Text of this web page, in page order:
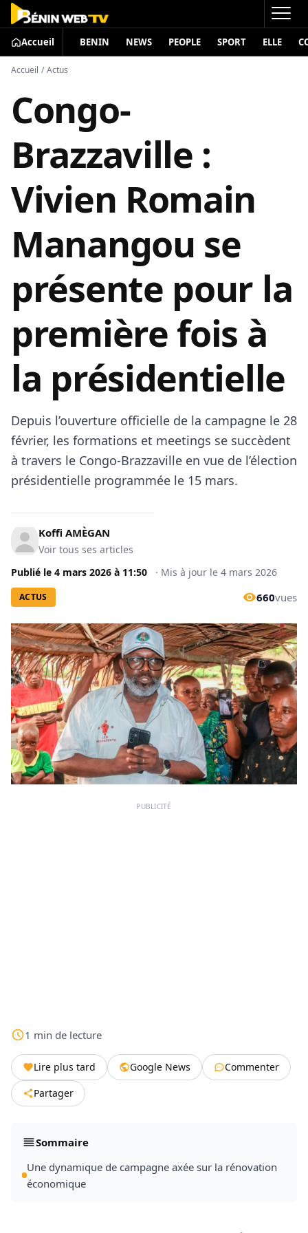
Accueil BENIN NEWS PEOPLE SPORT ELLE
Accueil / Actus
Congo-
Brazzaville :
Vivien Romain
Manangou se
présente pour la
première fois à
la présidentielle
Depuis l’ouverture officielle de la campagne le 28
février, les formations et meetings se succèdent
à travers le Congo-Brazzaville en vue de l’élection
présidentielle programmée le 15 mars.
Koffi AMÈGAN
Voir tous ses articles
Publié le 4 mars 2026 à 11:50 · Mis à jour le 4 mars 2026
ACTUS 660vues
PUBLICITÉ
1 min de lecture
Lire plus tard Google News
Commenter
Partager
Sommaire
Une dynamique de campagne axée sur la rénovation
économique